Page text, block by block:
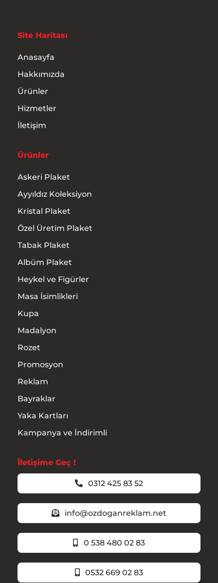
Site Haritası
Anasayfa
Hakkımızda
Ürünler
Hizmetler
İletişim
Ürünler
Askeri Plaket
Ayyıldız Koleksiyon
Kristal Plaket
Özel Üretim Plaket
Tabak Plaket
Albüm Plaket
Heykel ve Figürler
Masa İsimlikleri
Kupa
Madalyon
Rozet
Promosyon
Reklam
Bayraklar
Yaka Kartları
Kampanya ve İndirimli
İletişime Geç !
0312 425 83 52
info@ozdoganreklam.net
0 538 480 02 83
0532 669 02 83